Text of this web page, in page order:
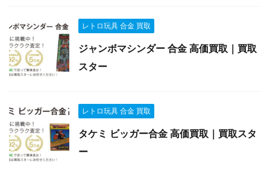
レトロ玩具 合金 買取
ジャンボマシンダー 合金 高価買取｜買取
スター
レトロ玩具 合金 買取
タケミ ビッガー合金 高価買取｜買取スタ
ー